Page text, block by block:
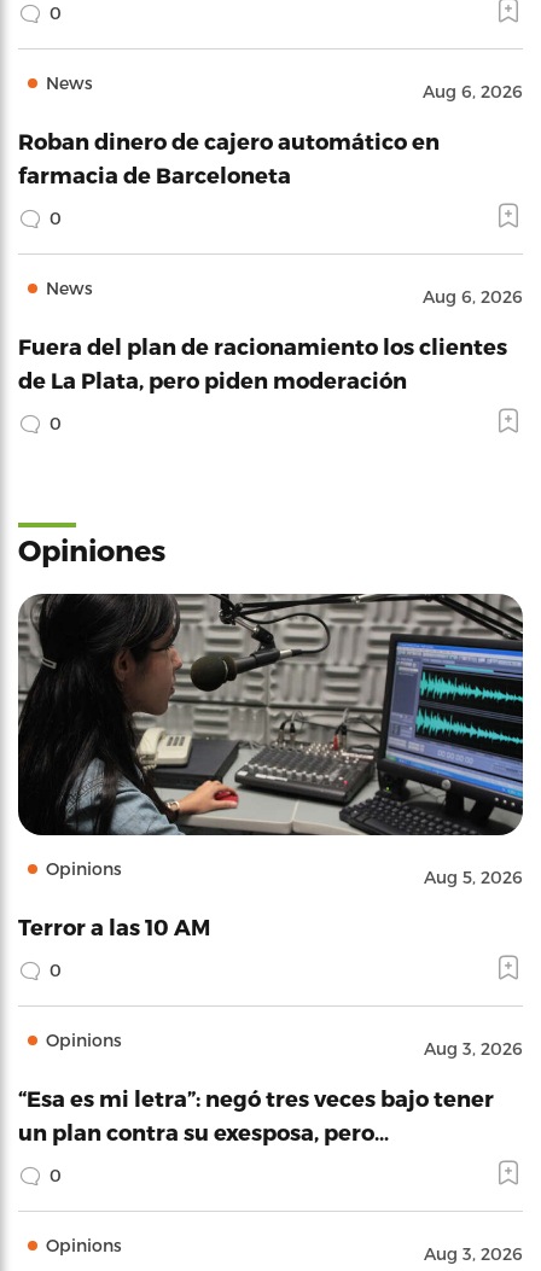
0
News Aug 6, 2026
Roban dinero de cajero automático en
farmacia de Barceloneta
0
News Aug 6, 2026
Fuera del plan de racionamiento los clientes
de La Plata, pero piden moderación
0
Opiniones
Opinions Aug 5, 2026
Terror a las 10 AM
0
Opinions Aug 3, 2026
“Esa es mi letra”: negó tres veces bajo tener
un plan contra su exesposa, pero…
0
Opinions Aug 3, 2026